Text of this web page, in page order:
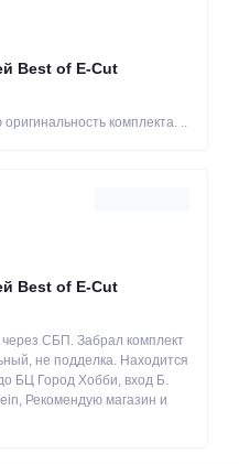
Best of E-Cut
комплекта. ..
Best of E-Cut
СБП. Забрал комплект
не подделка. Находится
БЦ Город Хобби, вход Б.
Рекомендую магазин и